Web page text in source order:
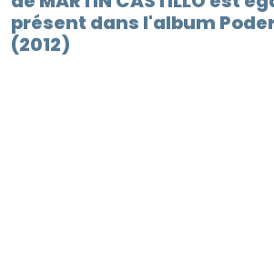
présent dans l'album
(2012)